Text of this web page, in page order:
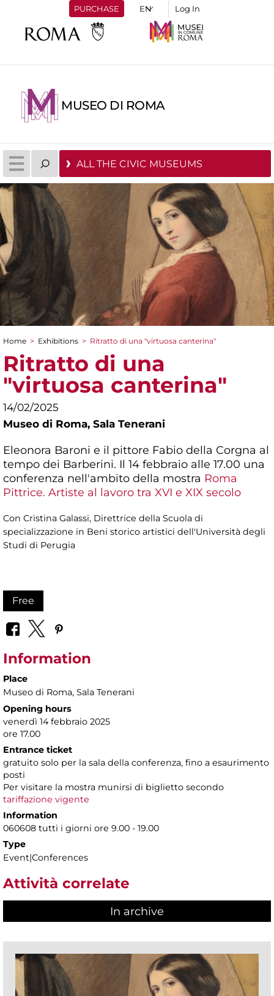
PURCHASE Log In
MUSEO DI ROMA
ALL THE CIVIC MUSEUMS
You are here
Home > Exhibitions > Ritratto di una "virtuosa canterina"
Ritratto di una
"virtuosa canterina"
14/02/2025
Museo di Roma, Sala Tenerani
Eleonora Baroni e il pittore Fabio della Corgna al
tempo dei Barberini. Il 14 febbraio alle 17.00 una
conferenza nell'ambito della mostra Roma
Pittrice. Artiste al lavoro tra XVI e XIX secolo
Con Cristina Galassi, Direttrice della Scuola di
specializzazione in Beni storico artistici dell'Università degli
Studi di Perugia
Free
Information
Place
Museo di Roma, Sala Tenerani
Opening hours
venerdì 14 febbraio 2025
ore 17.00
Entrance ticket
gratuito solo per la sala della conferenza, fino a esaurimento
posti
Per visitare la mostra munirsi di biglietto secondo
tariffazione vigente
Information
060608 tutti i giorni ore 9.00 - 19.00
Type
Event|Conferences
Attività correlate
In archive